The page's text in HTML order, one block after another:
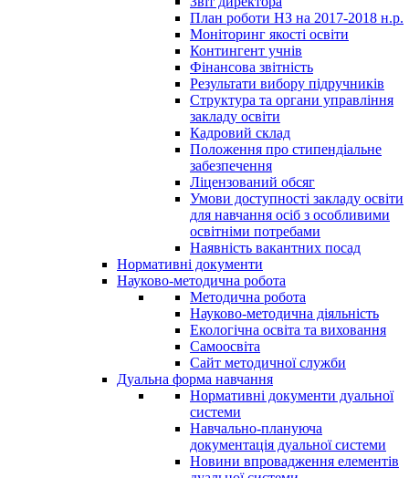
План роботи НЗ на 2017-2018 н.р.
Моніторинг якості освіти
Контингент учнів
Фінансова звітність
Результати вибору підручників
Структура та органи управління
закладу освіти
Кадровий склад
Положення про стипендіальне
забезпечення
Ліцензований обсяг
Умови доступності закладу освіти
для навчання осіб з особливими
освітніми потребами
Наявність вакантних посад
Нормативні документи
Науково-методична робота
Методична робота
Науково-методична діяльність
Екологічна освіта та виховання
Самоосвіта
Сайт методичної служби
Дуальна форма навчання
Нормативні документи дуальної
системи
Навчально-плануюча
документація дуальної системи
Новини впровадження елементів